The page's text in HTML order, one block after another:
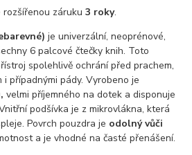
rozšířenou záruku3 roky.
je univerzální, neoprénové,
6 palcové čtečky knih. Toto
spolehlivě ochrání před prachem,
i případnými pády. Vyrobeno je
velmi příjemného na dotek a disponuje
podšívka je z mikrovlákna, která
Povrch pouzdra je odolný vůči
a je vhodné na časté přenášení.